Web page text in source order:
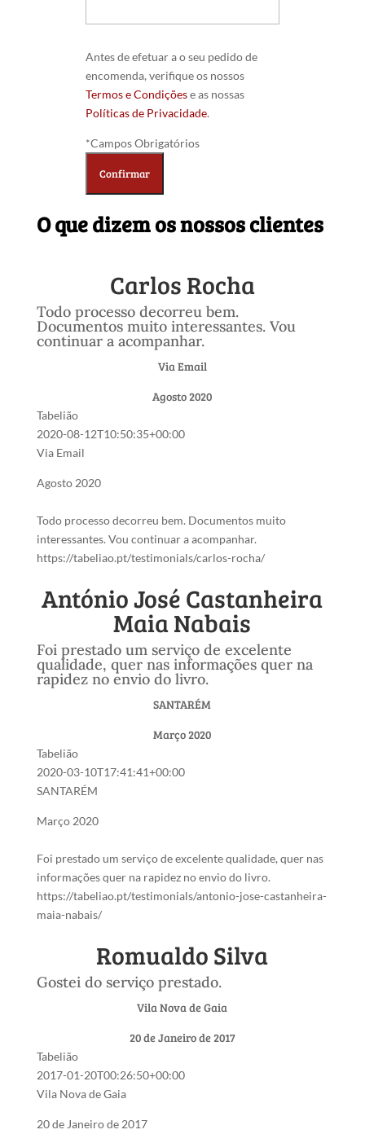
Antes de efetuar a o seu pedido de
encomenda, verifique os nossos
Termos e Condiçõese as nossas
Políticas de Privacidade.
*Campos Obrigatórios
O que dizem os nossos clientes
Carlos Rocha
Todo processo decorreu bem.
Documentos muito interessantes. Vou
continuar a acompanhar.
Via Email
Agosto 2020
Tabelião
2020-08-12T10:50:35+00:00
Via Email
Agosto 2020
Todo processo decorreu bem. Documentos muito
interessantes. Vou continuar a acompanhar.
https://tabeliao.pt/testimonials/carlos-rocha/
António José Castanheira
Maia Nabais
Foi prestado um serviço de excelente
qualidade, quer nas informações quer na
rapidez no envio do livro.
SANTARÉM
Março 2020
Tabelião
2020-03-10T17:41:41+00:00
SANTARÉM
Março 2020
Foi prestado um serviço de excelente qualidade, quer nas
informações quer na rapidez no envio do livro.
https://tabeliao.pt/testimonials/antonio-jose-castanheira-
maia-nabais/
Romualdo Silva
Gostei do serviço prestado.
Vila Nova de Gaia
20 de Janeiro de 2017
Tabelião
2017-01-20T00:26:50+00:00
Vila Nova de Gaia
20 de Janeiro de 2017